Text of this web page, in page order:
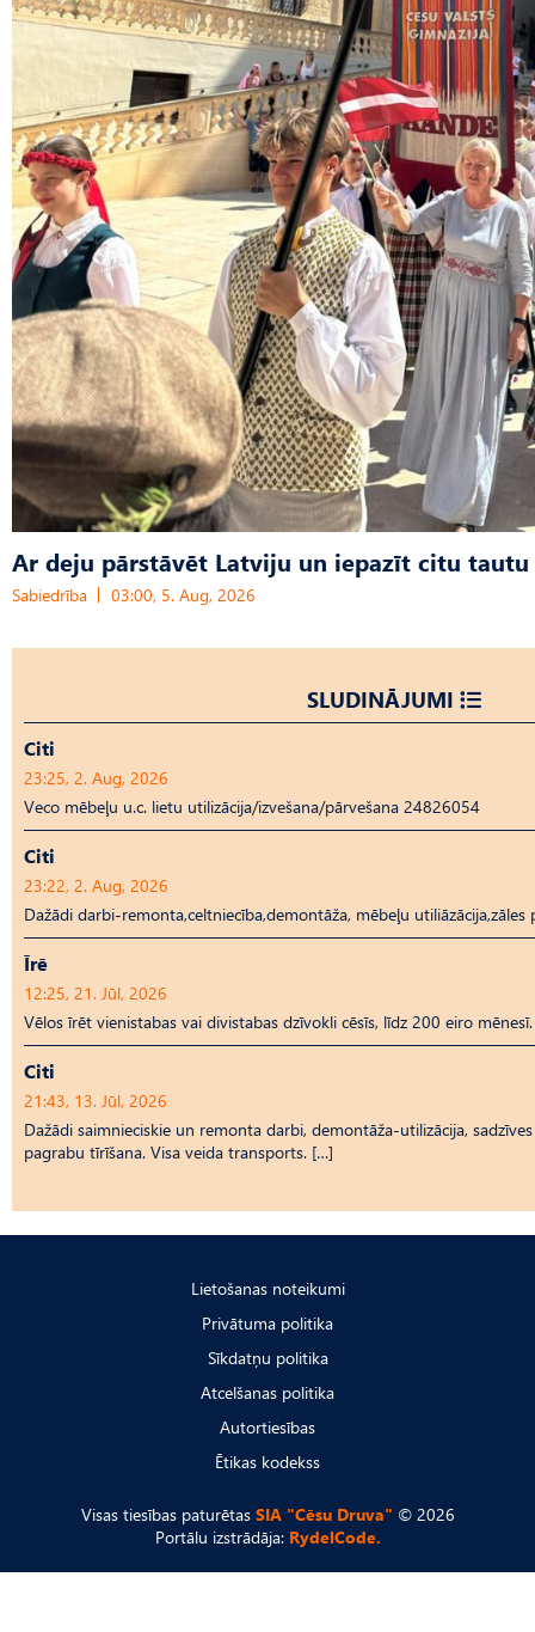
Ar deju pārstāvēt Latviju un iepazīt citu
Sabiedrība 03:00, 5. Aug, 2026
SLUDINĀJUMI
Citi
23:25, 2. Aug, 2026
Veco mēbeļu u.c. lietu utilizācija/izvešana/pārvešana 24826054
Citi
23:22, 2. Aug, 2026
Dažādi darbi-remonta,celtniecība,demontāža, mēbeļu
Īrē
12:25, 21. Jūl, 2026
Vēlos īrēt vienistabas vai divistabas dzīvokli cēsīs, līdz 200 eiro mēnesī.
Citi
21:43, 13. Jūl, 2026
Dažādi saimnieciskie un remonta darbi, demontāža-utilizācija,
pagrabu tīrīšana. Visa veida transports. […]
Lietošanas noteikumi
Privātuma politika
Sīkdatņu politika
Atcelšanas politika
Autortiesības
Ētikas kodekss
Visas tiesības paturētas SIA "Cēsu Druva" © 2026
Portālu izstrādāja: RydelCode.